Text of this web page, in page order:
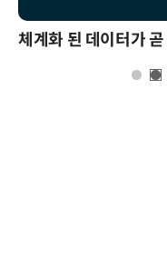
체계화 된 데이터가